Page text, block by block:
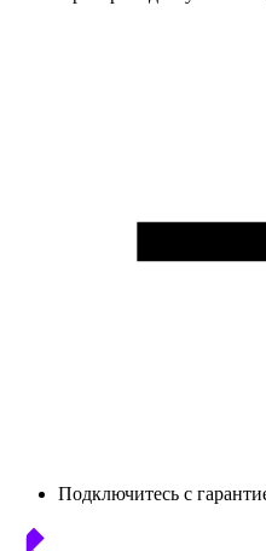
Подключитесь с